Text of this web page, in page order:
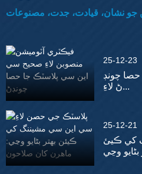
جو نشان، قيادت، جدت، مصنوعات
25-12-23
چونڊ
ڻ لاءِ...
25-12-21
کي ڪيئ